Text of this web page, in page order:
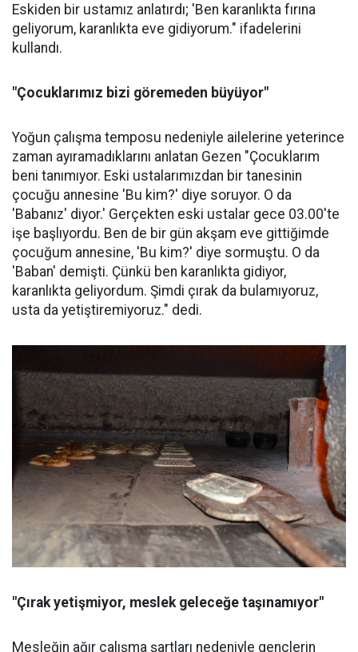
Eskiden bir ustamız anlatırdı; 'Ben karanlıkta fırına
geliyorum, karanlıkta eve gidiyorum." ifadelerini
kullandı.
"Çocuklarımız bizi göremeden büyüyor"
Yoğun çalışma temposu nedeniyle ailelerine yeterince
zaman ayıramadıklarını anlatan Gezen "Çocuklarım
beni tanımıyor. Eski ustalarımızdan bir tanesinin
çocuğu annesine 'Bu kim?' diye soruyor. O da
'Babanız' diyor.' Gerçekten eski ustalar gece 03.00'te
işe başlıyordu. Ben de bir gün akşam eve gittiğimde
çocuğum annesine, 'Bu kim?' diye sormuştu. O da
'Baban' demişti. Çünkü ben karanlıkta gidiyor,
karanlıkta geliyordum. Şimdi çırak da bulamıyoruz,
usta da yetiştiremiyoruz." dedi.
"Çırak yetişmiyor, meslek geleceğe taşınamıyor"
Mesleğin ağır çalışma şartları nedeniyle gençlerin